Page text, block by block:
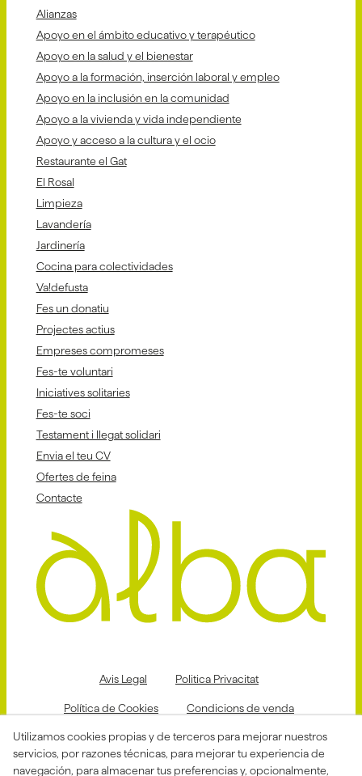
Alianzas
Apoyo en el ámbito educativo y terapéutico
Apoyo en la salud y el bienestar
Apoyo a la formación, inserción laboral y empleo
Apoyo en la inclusión en la comunidad
Apoyo a la vivienda y vida independiente
Apoyo y acceso a la cultura y el ocio
Restaurante el Gat
El Rosal
Limpieza
Lavandería
Jardinería
Cocina para colectividades
Va!defusta
Fes un donatiu
Projectes actius
Empreses compromeses
Fes-te voluntari
Iniciatives solitaries
Fes-te soci
Testament i llegat solidari
Envia el teu CV
Ofertes de feina
Contacte
Avis Legal Politica Privacitat
Política de Cookies Condicions de venda
Declaració d'accessibilitat
Canal de denuncias
Utilizamos cookies propias y de terceros para mejorar nuestros
servicios, por razones técnicas, para mejorar tu experiencia de
navegación, para almacenar tus preferencias y, opcionalmente,